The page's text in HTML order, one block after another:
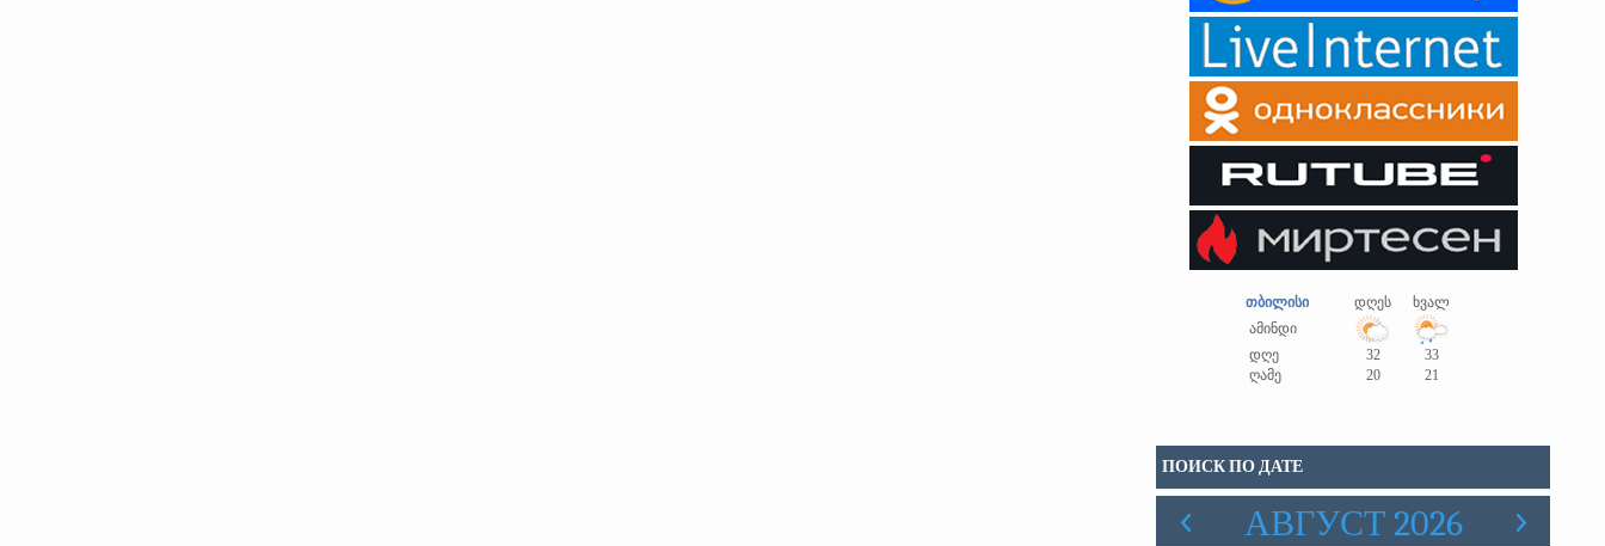
თბილისი დღეს
ხვალ
ამინდი
დღე
32
33
ღამე
20 21
ПОИСК ПО ДАТЕ
АВГУСТ 2026